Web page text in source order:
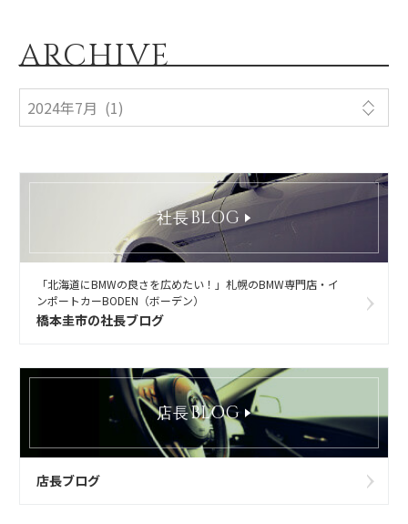
ARCHIVE
社長BLOG
「北海道にBMWの良さを広めたい！」札幌のBMW専門店・イ
ンポートカーBODEN（ボーデン）
橋本圭市の社長ブログ
店長BLOG
店長ブログ